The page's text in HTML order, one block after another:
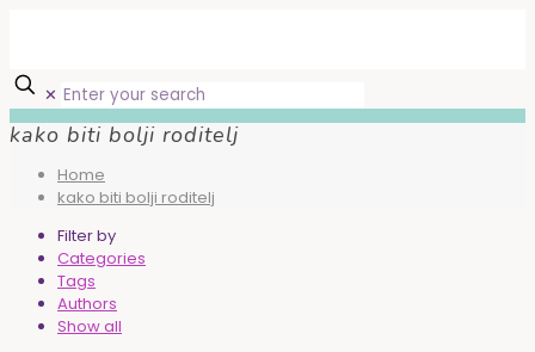
✕
kako biti bolji roditelj
Home
kako biti bolji roditelj
Filter by
Categories
Tags
Authors
Show all